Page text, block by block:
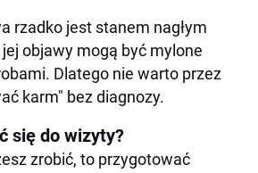
rzadko jest stanem nagłym
objawy mogą być mylone
Dlatego nie warto przez
karm" bez diagnozy.
się do wizyty?
zrobić, to przygotować